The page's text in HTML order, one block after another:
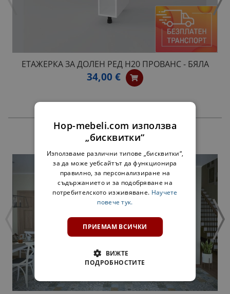
ЕТАЖЕРКА ЗА ДОЛЕН РЕД H20 ПРОВАНС - БЯЛА
34,00 €
ПРОДУКТИ
Hop-mebeli.com използва
„бисквитки“
Използваме различни типове „бисквитки“,
за да може уебсайтът да функционира
правилно, за персонализиране на
съдържанието и за подобряване на
потребителското изживяване. Научете
повече тук.
ПРИЕМАМ ВСИЧКИ
ВИЖТЕ
ПОДРОБНОСТИТЕ